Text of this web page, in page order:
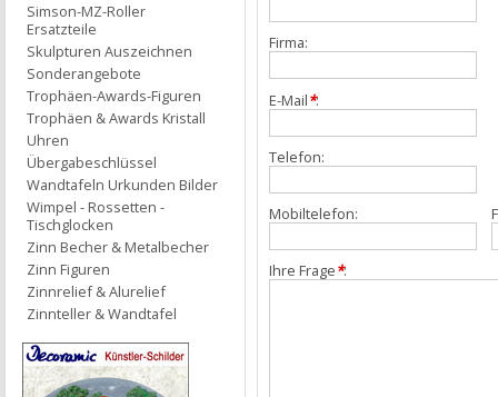
Firma:
E-Mail*:
Telefon:
Mobiltelefon:
Ihre Frage*:
Simson-MZ-Roller
Ersatzteile
Skulpturen Auszeichnen
Sonderangebote
Trophäen-Awards-Figuren
Trophäen & Awards Kristall
Uhren
Übergabeschlüssel
Wandtafeln Urkunden Bilder
Wimpel - Rossetten -
Tischglocken
Zinn Becher & Metalbecher
Zinn Figuren
Zinnrelief & Alurelief
Zinnteller & Wandtafel